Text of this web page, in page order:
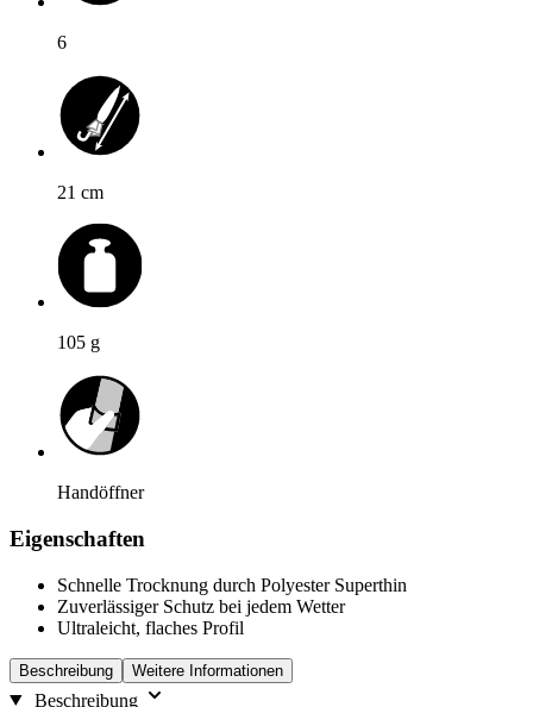
Optionen
wechseln.
6
21 cm
105 g
Handöffner
Eigenschaften
Schnelle Trocknung durch Polyester Superthin
Zuverlässiger Schutz bei jedem Wetter
Ultraleicht, flaches Profil
Beschreibung Weitere Informationen
Beschreibung